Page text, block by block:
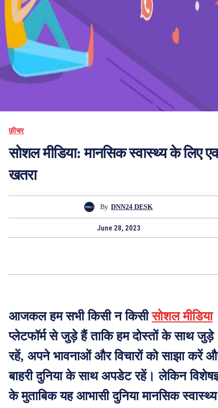
फ़ीचर
सोशल मीडिया: मानसिक स्वास्थ्य के लिए
खतरा
By DNN24 DESK
June 28, 2023
आजकल हम सभी किसी न किसीसोशल मीडिया
प्लेटफॉर्म से जुड़े हैं ताकि हम दोस्तों के साथ जुड़े
रहें, अपने भावनाओं और विचारों को साझा करें
बाहरी दुनिया के साथ अपडेट रहें। लेकिन
के मुताबिक यह आभासी दुनिया मानसिक स्वास्थ्य